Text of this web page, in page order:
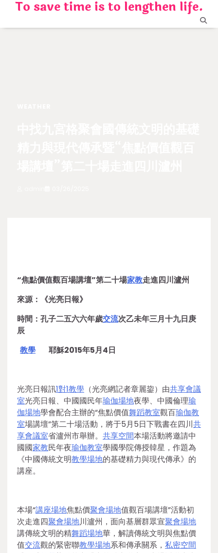
content
To save time is to lengthen life.
“焦點價值觀百場講壇”第二十場家教走進四川瀘州
來源：《光亮日報》
時間：孔子二五六六年歲交流次乙未年三月十九日庚
辰
教學 耶穌2015年5月4日
光亮日報訊1對1教學 （光亮網記者章麗鋆）由共享會議
室光亮日報、中國國民年瑜伽場地夜學、中國倫理瑜
伽場地學會配合主辦的“焦點價值舞蹈教室觀百瑜伽教
室場講壇”第二十場活動，將于5月5日下戰書在四川共
享會議室省瀘州市舉辦。 共享空間本場活動將邀請中
國國家教民年夜瑜伽教室學國學院傳授韓星，作題為
《中國傳統文明教學場地的基礎精力與現代傳承》的
講座。
本場“講座場地焦點價聚會場地值觀百場講壇”活動初
次走進四聚會場地川瀘州，面向基層群眾宣聚會場地
講傳統文明的精舞蹈場地華，解讀傳統文明與焦點價
值交流觀的緊密聯教學場地系和傳承關系， 私密空間